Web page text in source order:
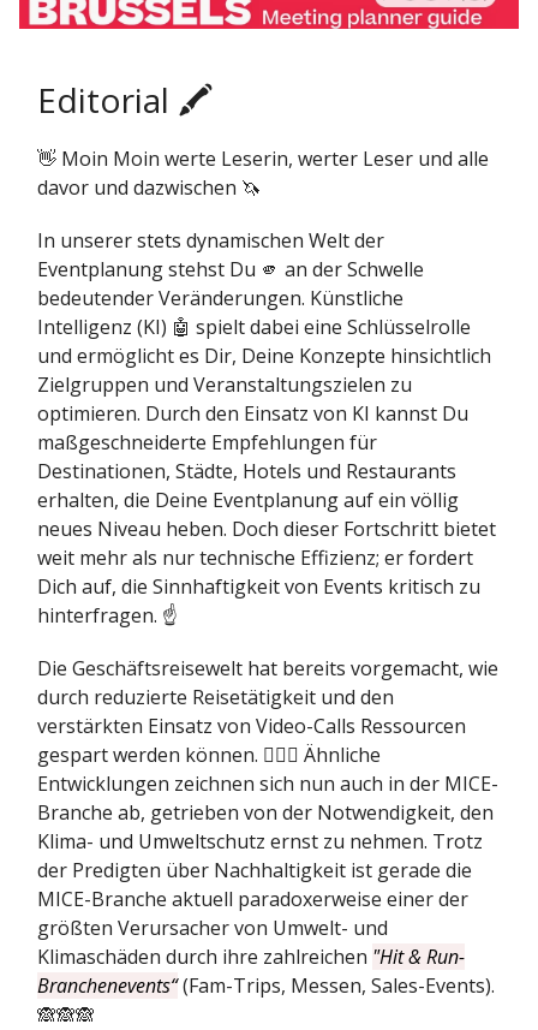
Editorial 🖍️
👋 Moin Moin werte Leserin, werter Leser und alle
davor und dazwischen 🦄
In unserer stets dynamischen Welt der
Eventplanung stehst Du 🫵 an der Schwelle
bedeutender Veränderungen. Künstliche
Intelligenz (KI) 🤖 spielt dabei eine Schlüsselrolle
und ermöglicht es Dir, Deine Konzepte hinsichtlich
Zielgruppen und Veranstaltungszielen zu
optimieren. Durch den Einsatz von KI kannst Du
maßgeschneiderte Empfehlungen für
Destinationen, Städte, Hotels und Restaurants
erhalten, die Deine Eventplanung auf ein völlig
neues Niveau heben. Doch dieser Fortschritt bietet
weit mehr als nur technische Effizienz; er fordert
Dich auf, die Sinnhaftigkeit von Events kritisch zu
hinterfragen. ☝️
Die Geschäftsreisewelt hat bereits vorgemacht, wie
durch reduzierte Reisetätigkeit und den
verstärkten Einsatz von Video-Calls Ressourcen
gespart werden können. 🤷🏼‍♂️ Ähnliche
Entwicklungen zeichnen sich nun auch in der MICE-
Branche ab, getrieben von der Notwendigkeit, den
Klima- und Umweltschutz ernst zu nehmen. Trotz
der Predigten über Nachhaltigkeit ist gerade die
MICE-Branche aktuell paradoxerweise einer der
größten Verursacher von Umwelt- und
Klimaschäden durch ihre zahlreichen "Hit & Run-
Branchenevents“(Fam-Trips, Messen, Sales-Events).
🙈🙈🙈